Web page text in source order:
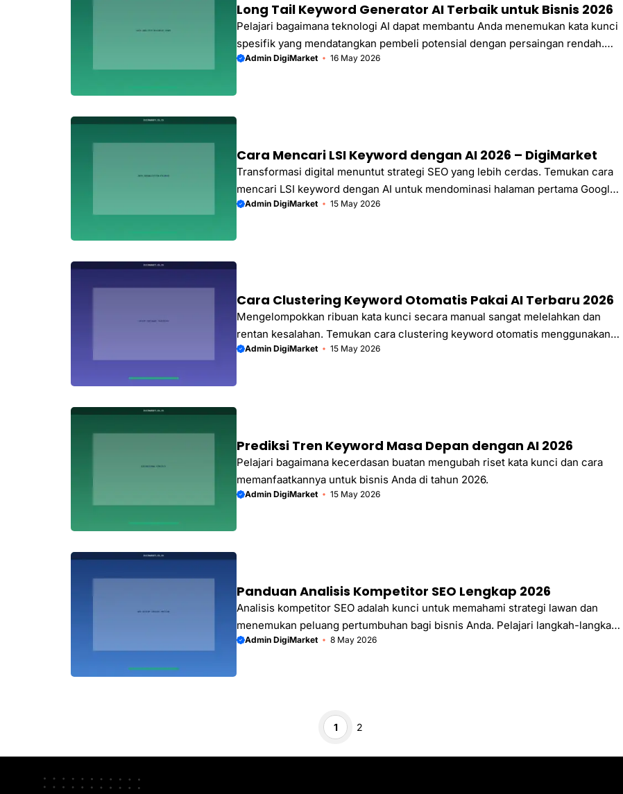
Long Tail Keyword Generator AI Terbaik untuk Bisnis 2026
Pelajari bagaimana teknologi AI dapat membantu Anda menemukan kata kunci
spesifik yang mendatangkan pembeli potensial dengan persaingan rendah.
Optimalkan strategi SEO bisnis Anda untuk hasil yang lebih terukur dan
Admin DigiMarket 16 May 2026
Cara Mencari LSI Keyword dengan AI 2026 – DigiMarket
Transformasi digital menuntut strategi SEO yang lebih cerdas. Temukan cara
mencari LSI keyword dengan AI untuk mendominasi halaman pertama Google
dan meningkatkan trafik bisnis Anda.
Admin DigiMarket 15 May 2026
Cara Clustering Keyword Otomatis Pakai AI Terbaru 2026
Mengelompokkan ribuan kata kunci secara manual sangat melelahkan dan
rentan kesalahan. Temukan cara clustering keyword otomatis menggunakan
teknologi AI untuk strategi konten yang lebih efektif dan efisien.
Admin DigiMarket 15 May 2026
Prediksi Tren Keyword Masa Depan dengan AI 2026
Pelajari bagaimana kecerdasan buatan mengubah riset kata kunci dan cara
memanfaatkannya untuk bisnis Anda di tahun 2026.
Admin DigiMarket 15 May 2026
Panduan Analisis Kompetitor SEO Lengkap 2026
Analisis kompetitor SEO adalah kunci untuk memahami strategi lawan dan
menemukan peluang pertumbuhan bagi bisnis Anda. Pelajari langkah-langkah
praktisnya dalam panduan ini untuk menguasai halaman pertama Google.
Admin DigiMarket 8 May 2026
Page
1 Page
2